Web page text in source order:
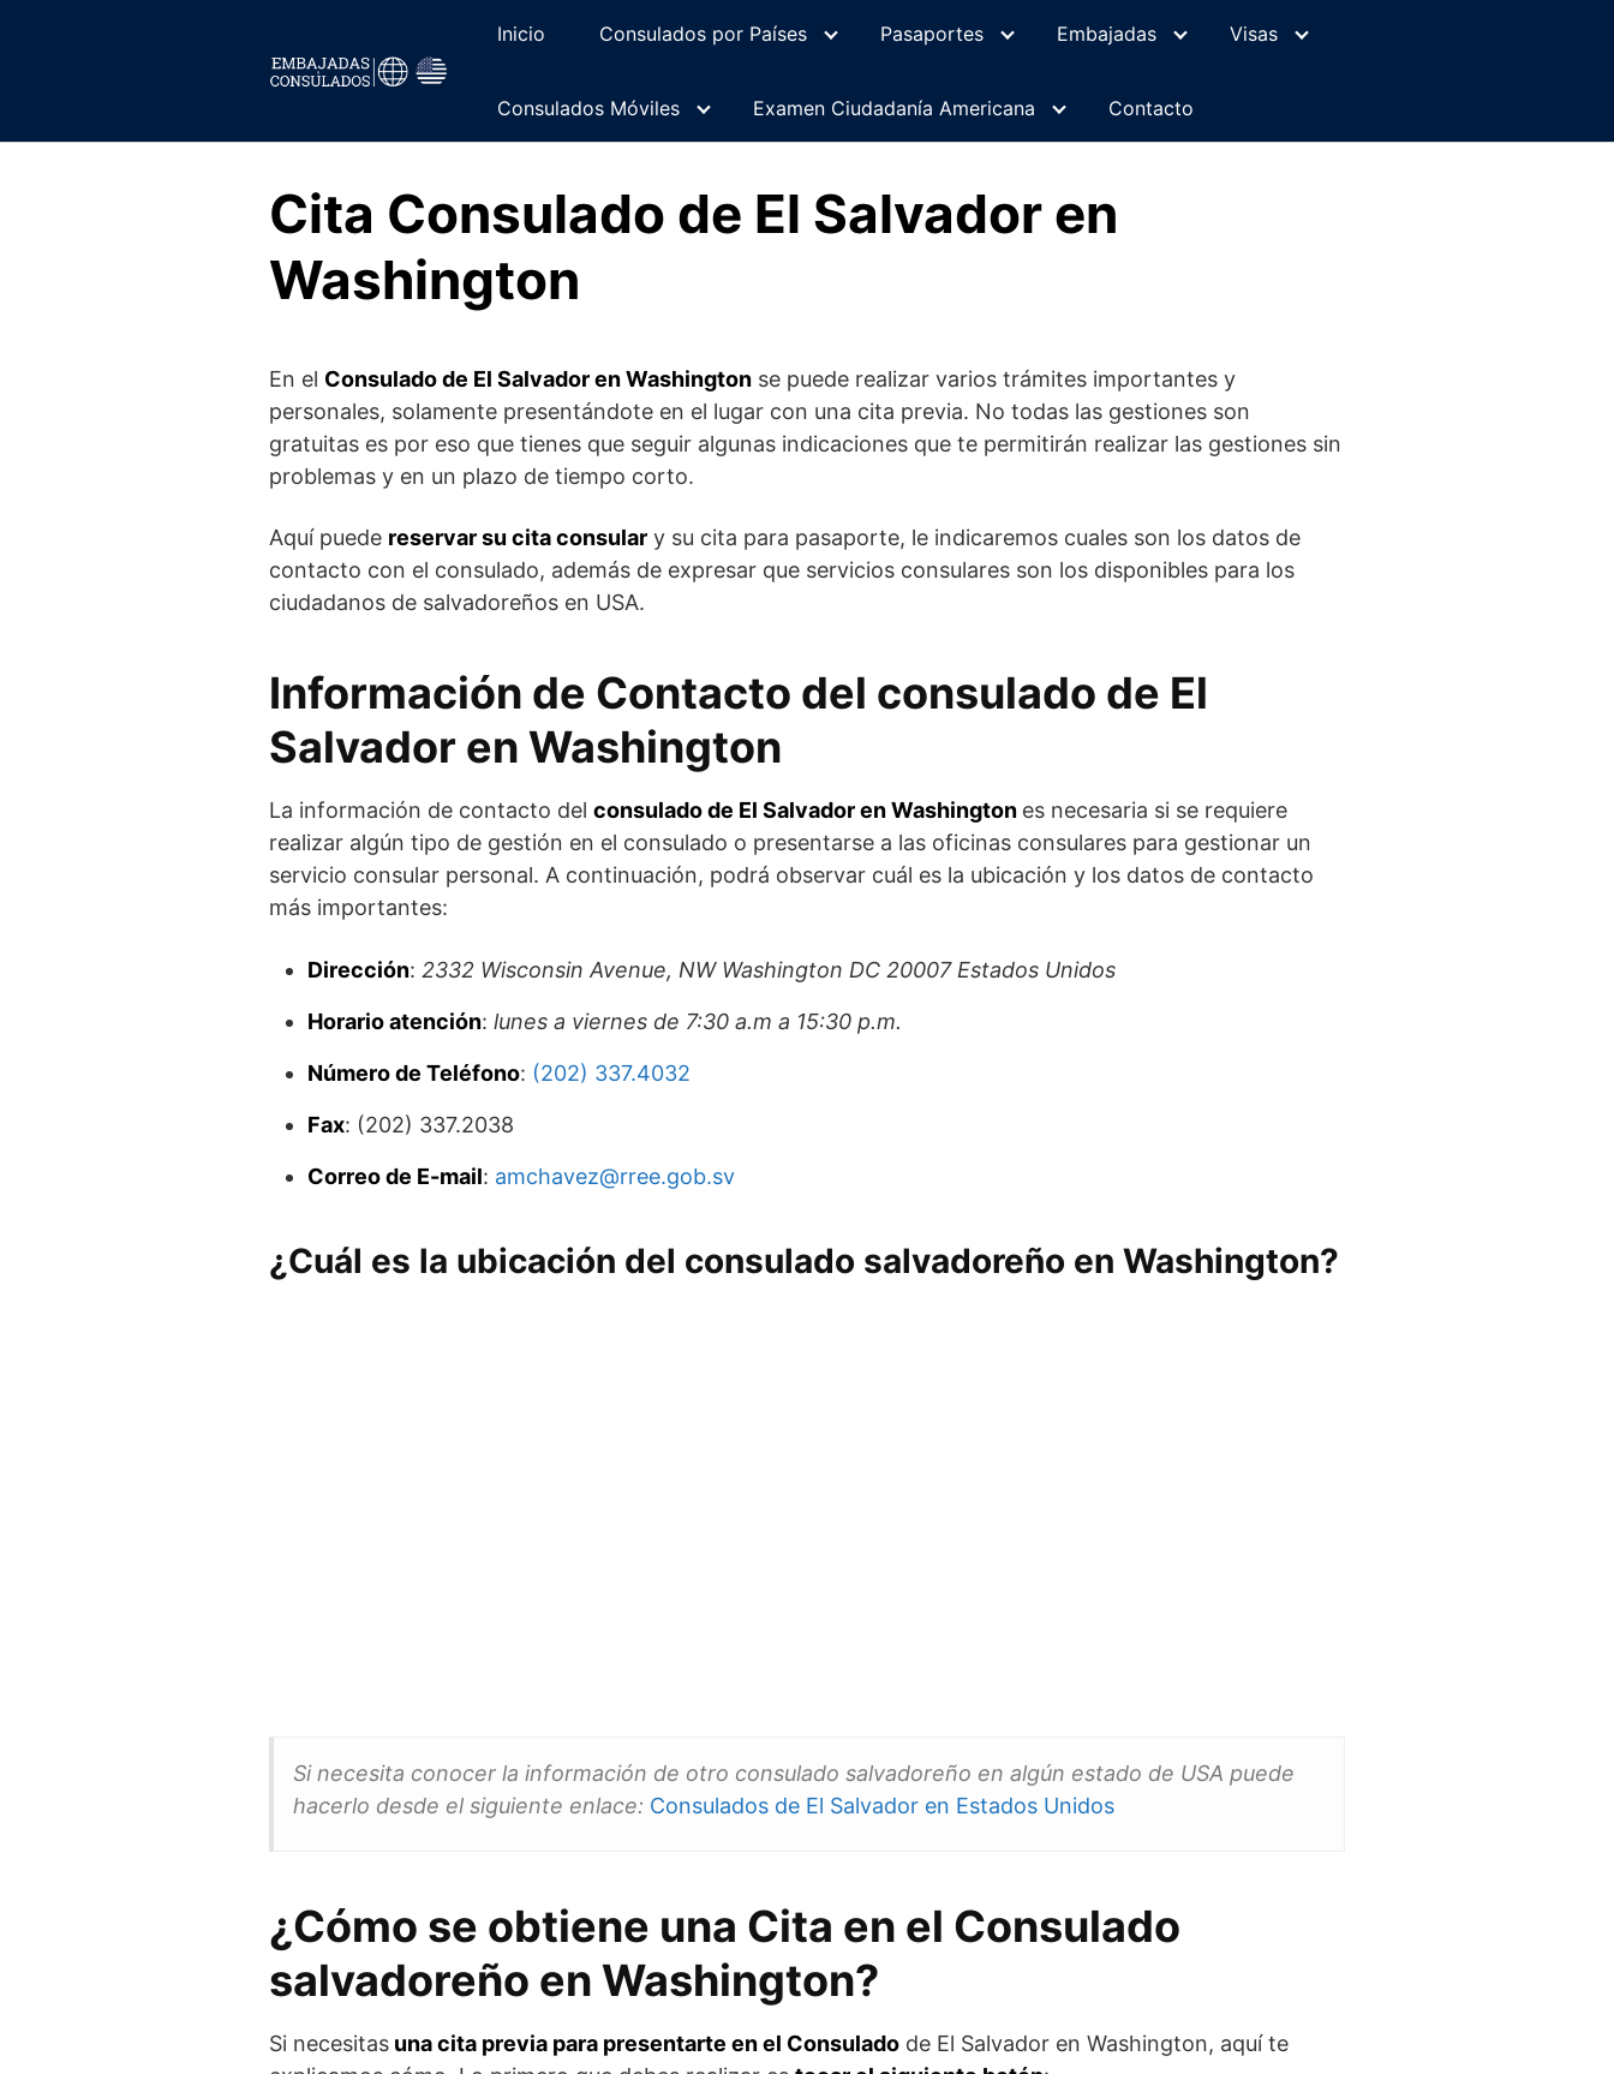
Inicio Consulados por Países Pasaportes Embajadas Visas
Consulados Móviles Examen Ciudadanía Americana Contacto
Cita Consulado de El Salvador en
Washington
En el Consulado de El Salvador en Washington se puede realizar varios trámites importantes y
personales, solamente presentándote en el lugar con una cita previa. No todas las gestiones son
gratuitas es por eso que tienes que seguir algunas indicaciones que te permitirán realizar las gestiones sin
problemas y en un plazo de tiempo corto.
Aquí puede reservar su cita consular y su cita para pasaporte, le indicaremos cuales son los datos de
contacto con el consulado, además de expresar que servicios consulares son los disponibles para los
ciudadanos de salvadoreños en USA.
Información de Contacto del consulado de El
Salvador en Washington
La información de contacto del consulado de El Salvador en Washington es necesaria si se requiere
realizar algún tipo de gestión en el consulado o presentarse a las oficinas consulares para gestionar un
servicio consular personal. A continuación, podrá observar cuál es la ubicación y los datos de contacto
más importantes:
Dirección: 2332 Wisconsin Avenue, NW Washington DC 20007 Estados Unidos
Horario atención: lunes a viernes de 7:30 a.m a 15:30 p.m.
Número de Teléfono: (202) 337.4032
Fax: (202) 337.2038
Correo de E-mail: amchavez@rree.gob.sv
¿Cuál es la ubicación del consulado salvadoreño en Washington?
Si necesita conocer la información de otro consulado salvadoreño en algún estado de USA puede
hacerlo desde el siguiente enlace: Consulados de El Salvador en Estados Unidos
¿Cómo se obtiene una Cita en el Consulado
salvadoreño en Washington?
Si necesitas una cita previa para presentarte en el Consulado de El Salvador en Washington, aquí te